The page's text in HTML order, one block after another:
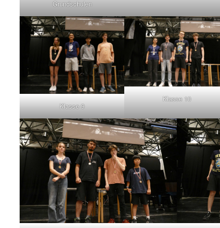
Grundschulen
Klasse 9
Klasse 10